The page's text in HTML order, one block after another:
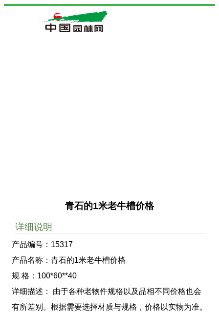
青石的1米老牛槽价格
详细说明
产品编号：15317
产品名称：青石的1米老牛槽价格
规 格：100*60**40
详细描述： 由于各种老物件规格以及品相不同价格也会
有所差别。根据需要选择材质与规格，价格以实物为准。